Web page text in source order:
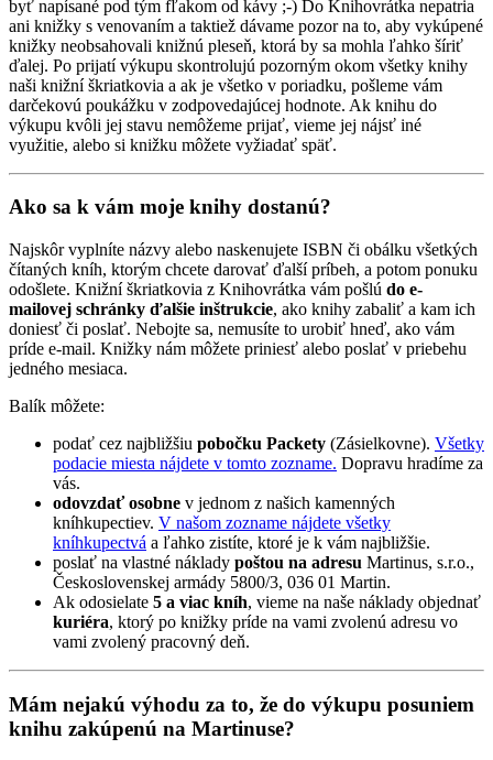
byť napísané pod tým fľakom od kávy ;-) Do Knihovrátka nepatria
ani knižky s venovaním a taktiež dávame pozor na to, aby vykúpené
knižky neobsahovali knižnú pleseň, ktorá by sa mohla ľahko šíriť
ďalej. Po prijatí výkupu skontrolujú pozorným okom všetky knihy
naši knižní škriatkovia a ak je všetko v poriadku, pošleme vám
darčekovú poukážku v zodpovedajúcej hodnote. Ak knihu do
výkupu kvôli jej stavu nemôžeme prijať, vieme jej nájsť iné
využitie, alebo si knižku môžete vyžiadať späť.
Ako sa k vám moje knihy dostanú?
Najskôr vyplníte názvy alebo naskenujete ISBN či obálku všetkých
čítaných kníh, ktorým chcete darovať ďalší príbeh, a potom ponuku
odošlete. Knižní škriatkovia z Knihovrátka vám pošlú do e-
mailovej schránky ďalšie inštrukcie, ako knihy zabaliť a kam ich
doniesť či poslať. Nebojte sa, nemusíte to urobiť hneď, ako vám
príde e-mail. Knižky nám môžete priniesť alebo poslať v priebehu
jedného mesiaca.
Balík môžete:
podať cez najbližšiu pobočku Packety (Zásielkovne). Všetky
podacie miesta nájdete v tomto zozname. Dopravu hradíme za
vás.
odovzdať osobne v jednom z našich kamenných
kníhkupectiev. V našom zozname nájdete všetky
kníhkupectvá a ľahko zistíte, ktoré je k vám najbližšie.
poslať na vlastné náklady poštou na adresu Martinus, s.r.o.,
Československej armády 5800/3, 036 01 Martin.
Ak odosielate 5 a viac kníh, vieme na naše náklady objednať
kuriéra, ktorý po knižky príde na vami zvolenú adresu vo
vami zvolený pracovný deň.
Mám nejakú výhodu za to, že do výkupu posuniem
knihu zakúpenú na Martinuse?